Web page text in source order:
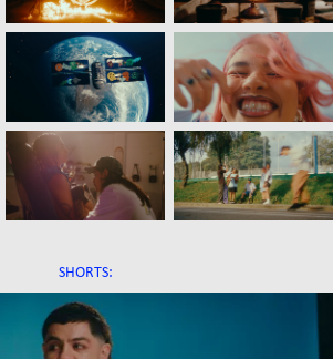
SHORTS: